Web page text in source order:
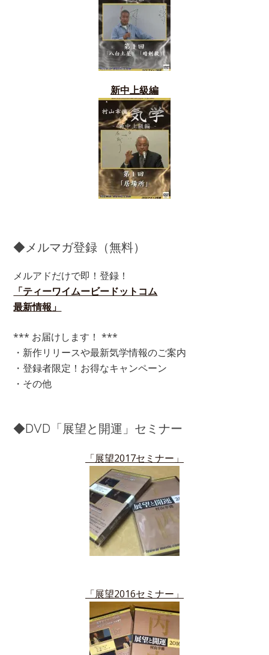
新中上級編
◆メルマガ登録（無料）
メルアドだけで即！登録！
「ティーワイムービードットコム
最新情報」
*** お届けします！ ***
・新作リリースや最新気学情報のご案内
・登録者限定！お得なキャンペーン
・その他
◆DVD「展望と開運」セミナー
「展望2017セミナー」
「展望2016セミナー」